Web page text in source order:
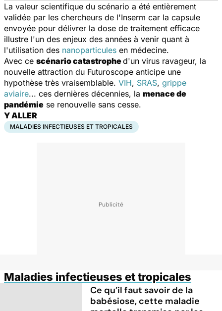
La valeur scientifique du scénario a été entièrement
validée par les chercheurs de l'Inserm car la capsule
envoyée pour délivrer la dose de traitement efficace
illustre l'un des enjeux des années à venir quant à
l'utilisation des nanoparticules en médecine.
Avec ce scénario catastrophed'un virus ravageur, la
nouvelle attraction du Futuroscope anticipe une
hypothèse très vraisemblable. VIH, SRAS, grippe
aviaire... ces dernières décennies, la menace de
pandémie se renouvelle sans cesse.
Y ALLER
MALADIES INFECTIEUSES ET TROPICALES
Maladies infectieuses et tropicales
Ce qu’il faut savoir de la
babésiose, cette maladie